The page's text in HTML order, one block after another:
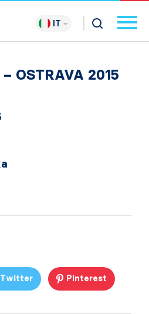
IT
OSTRAVA 2015
Twitter Pinterest